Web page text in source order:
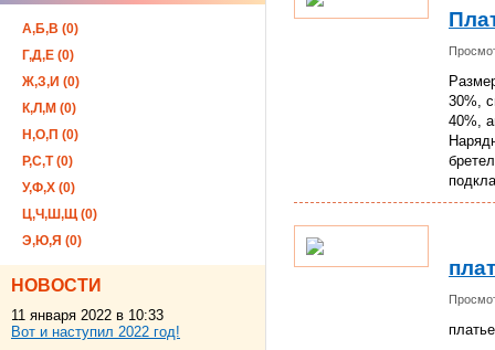
30%,
40%,
А,Б,В (0)
Г,Д,Е (0)
Ж,З,И (0)
К,Л,М (0)
Н,О,П (0)
Р,С,Т (0)
У,Ф,Х (0)
Ц,Ч,Ш,Щ (0)
Э,Ю,Я (0)
НОВОСТИ
11 января 2022 в 10:33
Вот и наступил 2022 год!